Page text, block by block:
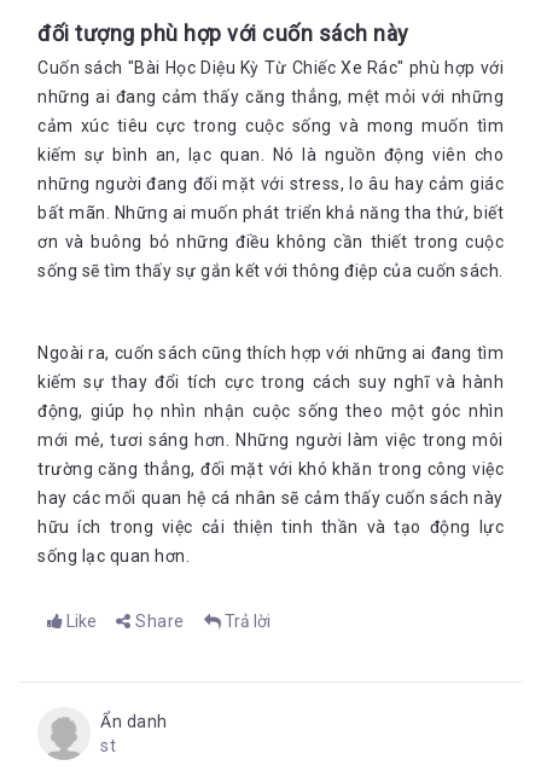
đối tượng phù hợp với cuốn sách này
Cuốn sách "Bài Học Diệu Kỳ Từ Chiếc Xe Rác" phù hợp với
những ai đang cảm thấy căng thẳng, mệt mỏi với những
cảm xúc tiêu cực trong cuộc sống và mong muốn tìm
kiếm sự bình an, lạc quan. Nó là nguồn động viên cho
những người đang đối mặt với stress, lo âu hay cảm giác
bất mãn. Những ai muốn phát triển khả năng tha thứ, biết
ơn và buông bỏ những điều không cần thiết trong cuộc
sống sẽ tìm thấy sự gắn kết với thông điệp của cuốn sách.
Ngoài ra, cuốn sách cũng thích hợp với những ai đang tìm
kiếm sự thay đổi tích cực trong cách suy nghĩ và hành
động, giúp họ nhìn nhận cuộc sống theo một góc nhìn
mới mẻ, tươi sáng hơn. Những người làm việc trong môi
trường căng thẳng, đối mặt với khó khăn trong công việc
hay các mối quan hệ cá nhân sẽ cảm thấy cuốn sách này
hữu ích trong việc cải thiện tinh thần và tạo động lực
sống lạc quan hơn
Like Share Trả lời
Ẩn danh
st